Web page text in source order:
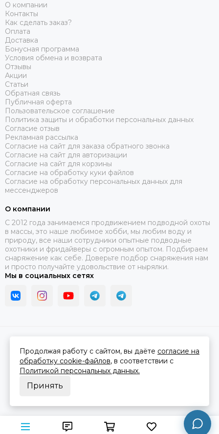
О компании
Контакты
Как сделать заказ?
Оплата
Доставка
Бонусная программа
Условия обмена и возврата
Отзывы
Акции
Статьи
Обратная связь
Публичная оферта
Пользовательское соглашение
Политика защиты и обработки персональных данных
Согласие отзыв
Рекламная рассылка
Согласие на сайт для заказа обратного звонка
Согласие на сайт для авторизации
Согласие на сайт для корзины
Согласие на обработку куки файлов
Согласие на обработку персональных данных для
мессенджеров
О компании
C 2012 года занимаемся продвижением подводной охоты
в массы, это наше любимое хобби, мы любим воду и
природу, все наши сотрудники опытные подводные
охотники и фридайверы с огромным опытом. Подбираем
снаряжение как себе. Доверьте подбор снаряжения нам
и просто получайте удовольствие от нырялки.
Мы в социальных сетях
Сделано вMOSK.STUDIOдля платформыInSales
Продолжая работу с сайтом, вы даёте согласие на
обработку cookie-файлов, в соответствии с
Политикой персональных данных.
Принять